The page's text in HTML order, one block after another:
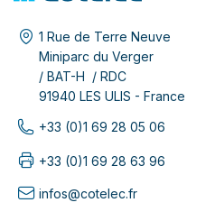
1 Rue de Terre Neuve
Miniparc du Verger
/ BAT-H / RDC
91940 LES ULIS - France
+33 (0)1 69 28 05 06
+33 (0)1 69 28 63 96
infos@cotelec.fr